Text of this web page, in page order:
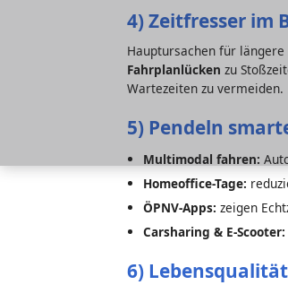
4) Zeitfresser im
Hauptursachen für
Fahrplanlücken zu
Wartezeiten zu vermeiden.
5) Pendeln
Multimodal fahren:
Homeoffice-Tage:
ÖPNV-Apps: zeigen
Carsharing & E-Scooter:
6)